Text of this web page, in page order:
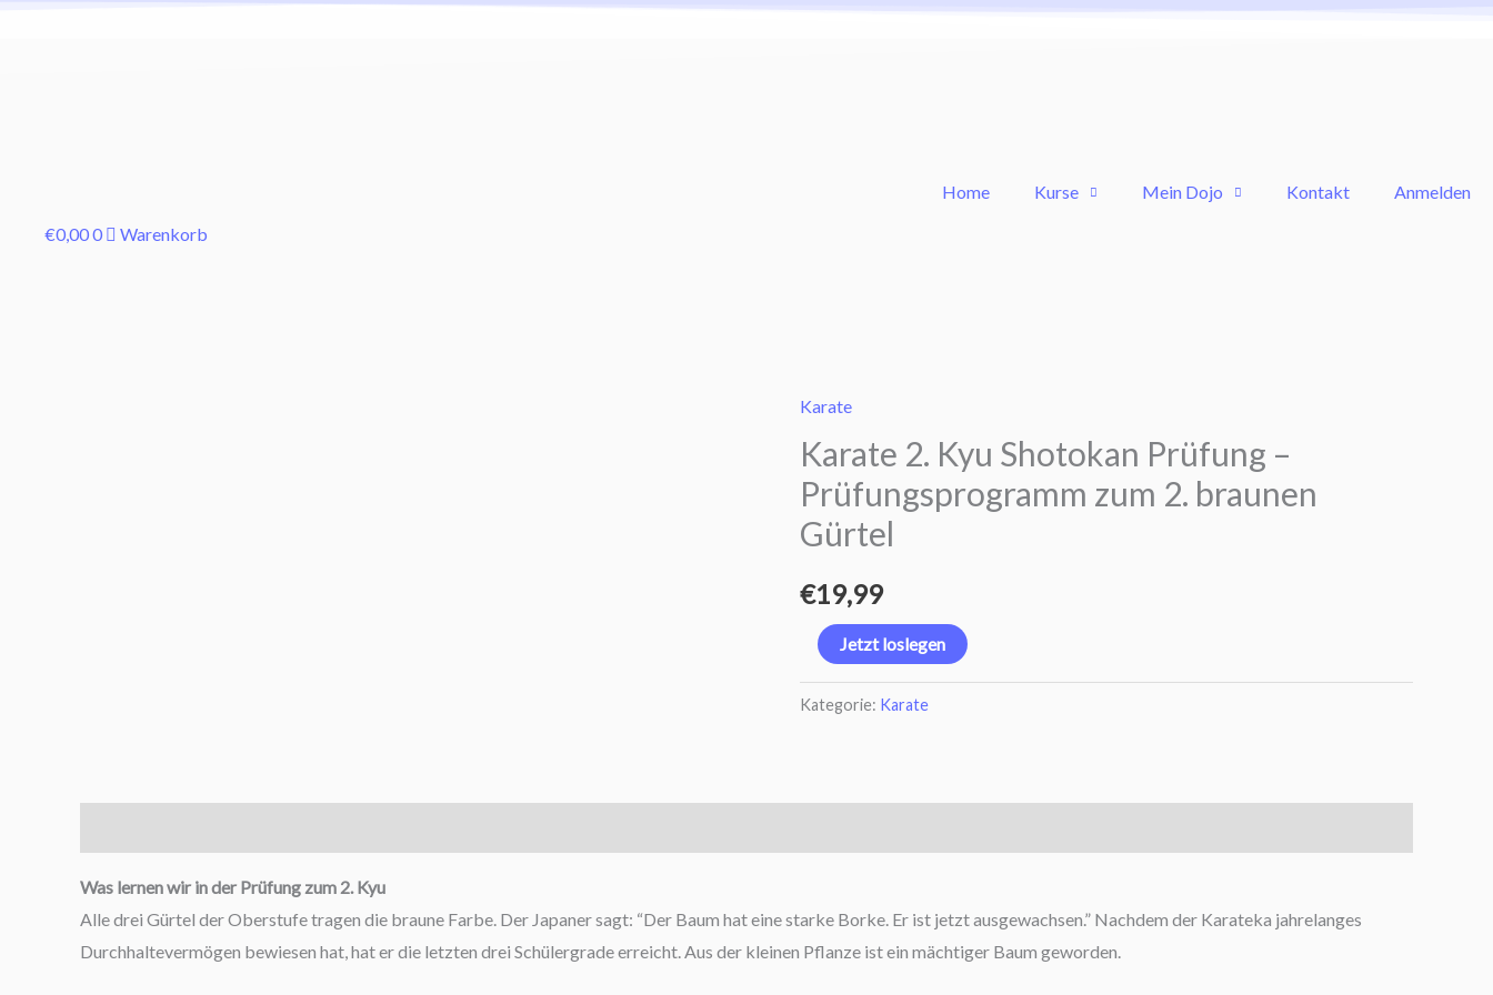
Home Kurse Mein Dojo Kontakt
Anmelden
€0,000 Warenkorb
Karate
Karate 2. Kyu Shotokan Prüfung –
Prüfungsprogramm zum 2. braunen
Gürtel
€19,99
Kyu
Prüfung
–
Prüfungsprogramm
2.
braunen
Gürtel
Menge
Jetzt loslegen
Kategorie: Karate
Was lernen wir in der Prüfung zum 2. Kyu
Alle drei Gürtel der Oberstufe tragen die braune Farbe. Der Japaner sagt: “Der Baum hat eine starke Borke. Er ist jetzt ausgewachsen.” Nachdem der Karateka jahrelanges
Durchhaltevermögen bewiesen hat, hat er die letzten drei Schülergrade erreicht. Aus der kleinen Pflanze ist ein mächtiger Baum geworden.